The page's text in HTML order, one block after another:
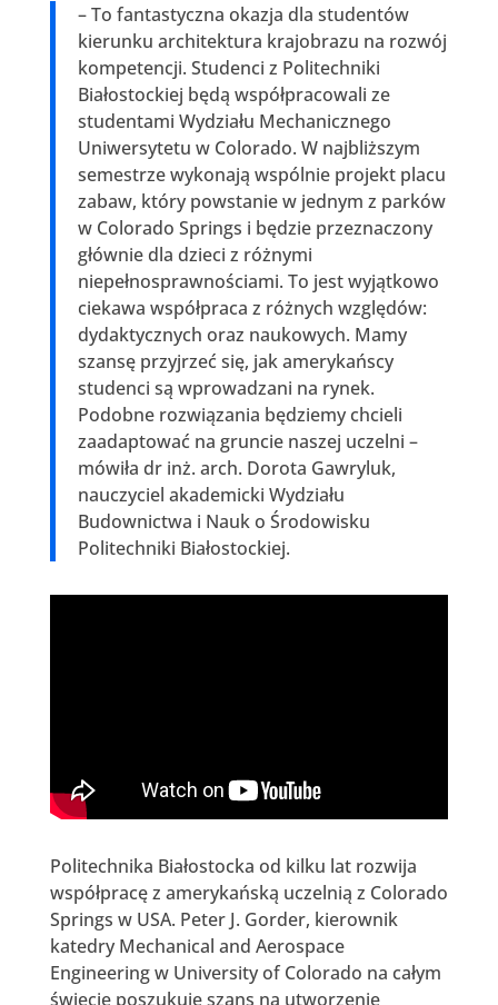
– To fantastyczna okazja dla studentów
kierunku architektura krajobrazu na rozwój
kompetencji. Studenci z Politechniki
Białostockiej będą współpracowali ze
studentami Wydziału Mechanicznego
Uniwersytetu w Colorado. W najbliższym
semestrze wykonają wspólnie projekt placu
zabaw, który powstanie w jednym z parków
w Colorado Springs i będzie przeznaczony
głównie dla dzieci z różnymi
niepełnosprawnościami. To jest wyjątkowo
ciekawa współpraca z różnych względów:
dydaktycznych oraz naukowych. Mamy
szansę przyjrzeć się, jak amerykańscy
studenci są wprowadzani na rynek.
Podobne rozwiązania będziemy chcieli
zaadaptować na gruncie naszej uczelni –
mówiła dr inż. arch. Dorota Gawryluk,
nauczyciel akademicki Wydziału
Budownictwa i Nauk o Środowisku
Politechniki Białostockiej.
Politechnika Białostocka od kilku lat rozwija
współpracę z amerykańską uczelnią z Colorado
Springs w USA. Peter J. Gorder, kierownik
katedry Mechanical and Aerospace
Engineering w University of Colorado na całym
świecie poszukuje szans na utworzenie